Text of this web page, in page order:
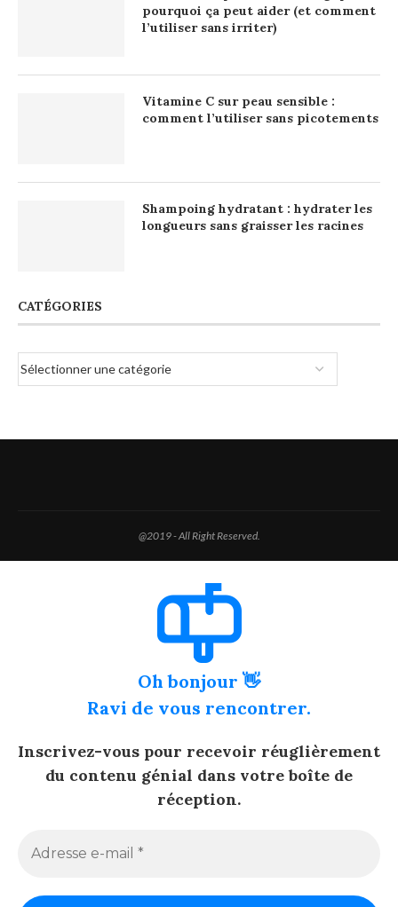
pourquoi ça peut aider (et comment
l’utiliser sans irriter)
Vitamine C sur peau sensible :
comment l’utiliser sans picotements
Shampoing hydratant : hydrater les
longueurs sans graisser les racines
CATÉGORIES
@2019 - All Right Reserved.
Oh bonjour 👋
Ravi de vous rencontrer.
Inscrivez-vous pour recevoir réuglièrement
du contenu génial dans votre boîte de
réception.